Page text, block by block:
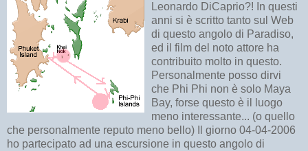
Leonardo DiCaprio?! In questi
anni si è scritto tanto sul Web
di questo angolo di Paradiso,
ed il film del noto attore ha
contribuito molto in questo.
Personalmente posso dirvi
che Phi Phi non è solo Maya
Bay, forse questo è il luogo
meno interessante... (o quello
che personalmente reputo meno bello) Il giorno 04-04-2006
ho partecipato ad una escursione in questo angolo di